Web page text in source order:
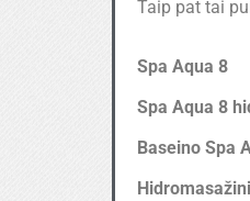
Taip pat tai
Spa Aqua 8
Spa Aqua 8
Baseino Spa